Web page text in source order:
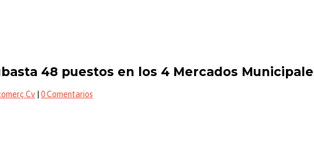
48 puestos en los 4 Mercados
Cv 0 Comentarios